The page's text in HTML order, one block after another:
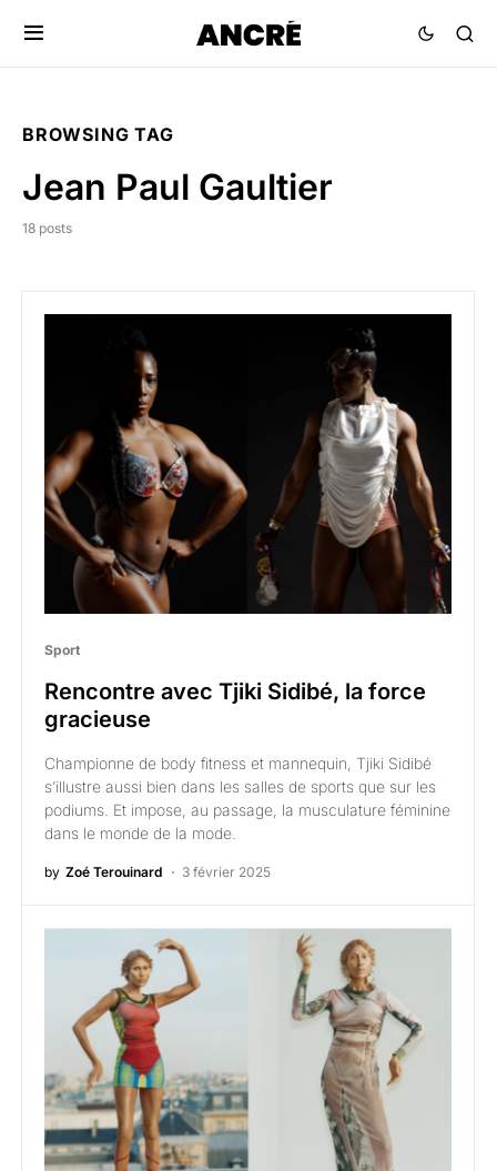
BROWSING TAG
Jean Paul Gaultier
18 posts
Sport
Rencontre avec Tjiki Sidibé, la force
gracieuse
Championne de body fitness et mannequin, Tjiki Sidibé
s’illustre aussi bien dans les salles de sports que sur les
podiums. Et impose, au passage, la musculature féminine
dans le monde de la mode.
by Zoé Terouinard 3 février 2025